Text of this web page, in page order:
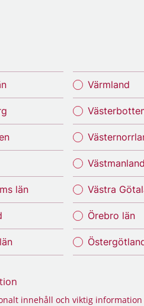
län
Värmland
Västmanland
Västra
Örebro län
innehåll och viktig